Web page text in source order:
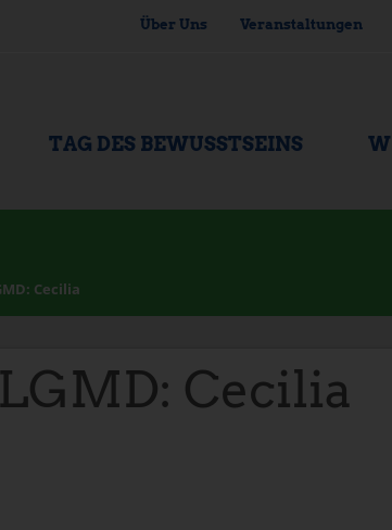
Über Uns Veranstaltungen
TAG DES BEWUSSTSEINS
Cecilia
Cecilia